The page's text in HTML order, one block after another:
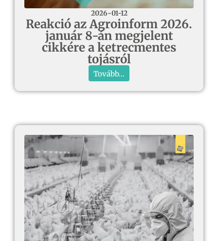
2026-01-12
Reakció az Agroinform 2026.
január 8-án megjelent
cikkére a ketrecmentes
tojásról
Tovább...